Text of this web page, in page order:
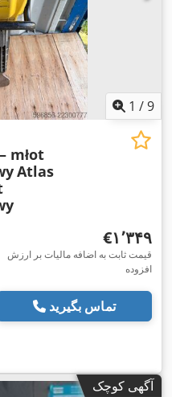
1 /9
młot
Atlas
‎€۱٬۳۴۹
قیمت ثابت به اضافه مالیات بر ارزش
افزوده
تماس بگیرید
آگهی کوچک